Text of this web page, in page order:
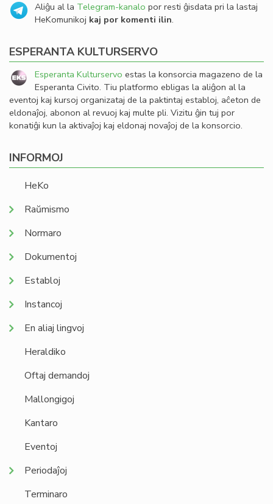
Aliĝu al la Telegram-kanalo por resti ĝisdata pri la lastaj
HeKomunikoj kaj por komenti ilin.
ESPERANTA KULTURSERVO
Esperanta Kulturservo estas la konsorcia magazeno de la
Esperanta Civito. Tiu platformo ebligas la aliĝon al la
eventoj kaj kursoj organizataj de la paktintaj establoj, aĉeton de
eldonaĵoj, abonon al revuoj kaj multe pli. Vizitu ĝin tuj por
konatiĝi kun la aktivaĵoj kaj eldonaj novaĵoj de la konsorcio.
INFORMOJ
HeKo
Raŭmismo
Normaro
Dokumentoj
Establoj
Instancoj
En aliaj lingvoj
Heraldiko
Oftaj demandoj
Mallongigoj
Kantaro
Eventoj
Periodaĵoj
Terminaro